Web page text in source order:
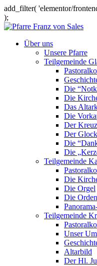
add_filter( 'elementor/
);
Über uns
Unsere Pfarre
Teilgemeinde
Die
Die
Das
Die
Der
Der
Die
Die
Teilgemeinde
Die
Die Orgel
Die
Teilgemeinde
Unser
Altarbild
Der Hl.